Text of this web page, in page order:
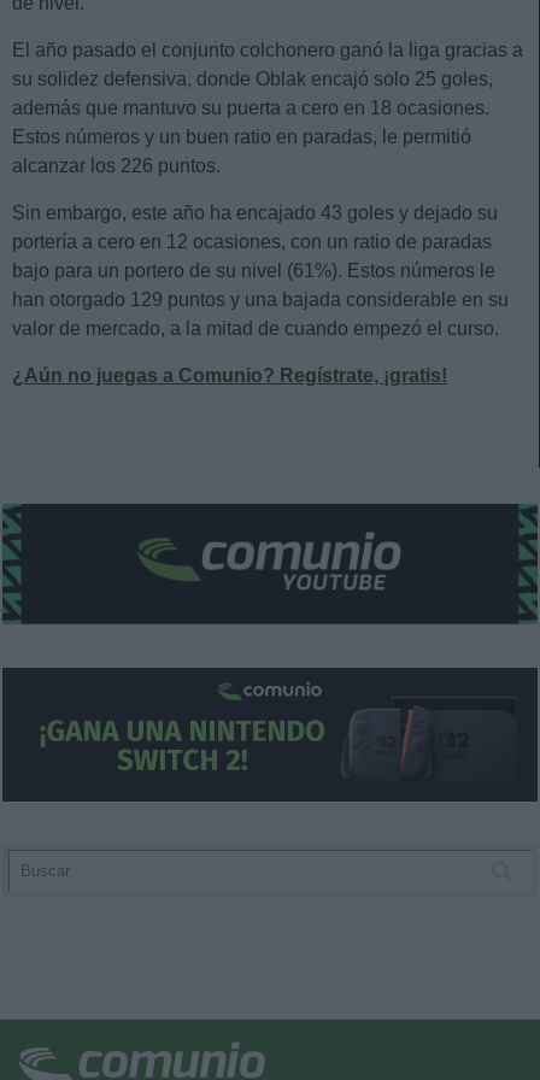
El año pasado el conjunto colchonero ganó la liga gracias a
su solidez defensiva, donde Oblak encajó solo 25 goles,
además que mantuvo su puerta a cero en 18 ocasiones.
Estos números y un buen ratio en paradas, le permitió
alcanzar los 226 puntos.
Sin embargo, este año ha encajado 43 goles y dejado su
portería a cero en 12 ocasiones, con un ratio de paradas
bajo para un portero de su nivel (61%). Estos números le
han otorgado 129 puntos y una bajada considerable en su
valor de mercado, a la mitad de cuando empezó el curso.
¿Aún no juegas a Comunio? Regístrate, ¡gratis!